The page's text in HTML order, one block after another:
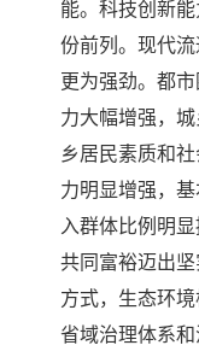
能。科技创新
份前列。现代
更为强劲。都
力大幅增强，
乡居民素质和
力明显增强，
入群体比例明
共同富裕迈出
方式，生态环
省域治理体系